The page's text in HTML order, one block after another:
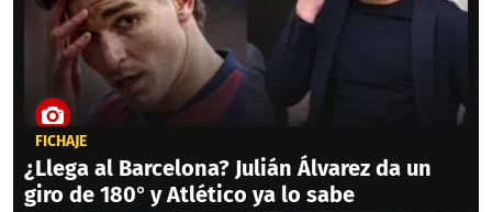
FICHAJE
¿Llega al Barcelona? Julián Álvarez da un
giro de 180° y Atlético ya lo sabe